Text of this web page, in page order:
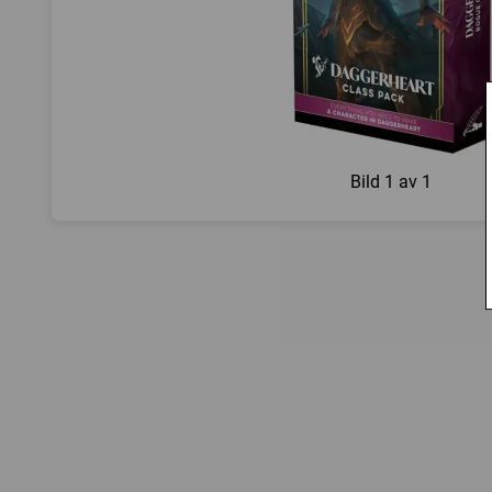
Bild 1 av 1